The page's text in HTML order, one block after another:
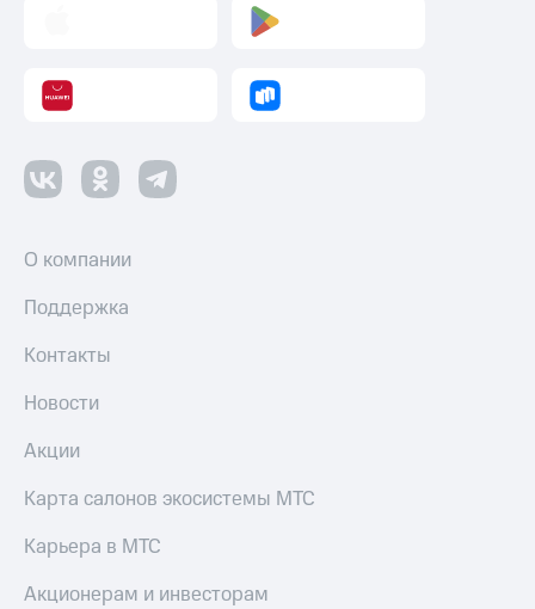
О компании
Поддержка
Контакты
Новости
Акции
Карта салонов экосистемы МТС
Карьера в МТС
Акционерам и инвесторам